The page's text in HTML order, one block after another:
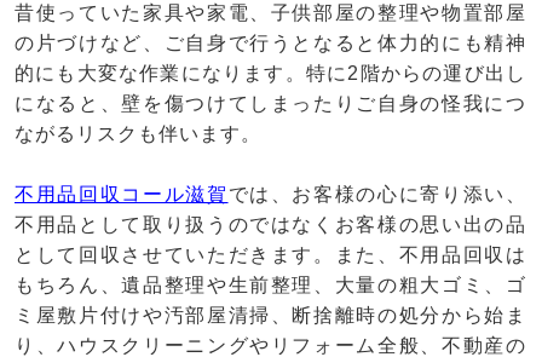
昔使っていた家具や家電、子供部屋の整理や物置部屋
の片づけなど、ご自身で行うとなると体力的にも精神
的にも大変な作業になります。特に2階からの運び出し
になると、壁を傷つけてしまったりご自身の怪我につ
ながるリスクも伴います。
不用品回収コール滋賀 では、お客様の心に寄り添い、
不用品として取り扱うのではなくお客様の思い出の品
として回収させていただきます。また、不用品回収は
もちろん、遺品整理や生前整理、大量の粗大ゴミ、ゴ
ミ屋敷片付けや汚部屋清掃、断捨離時の処分から始ま
り、ハウスクリーニングやリフォーム全般、不動産の